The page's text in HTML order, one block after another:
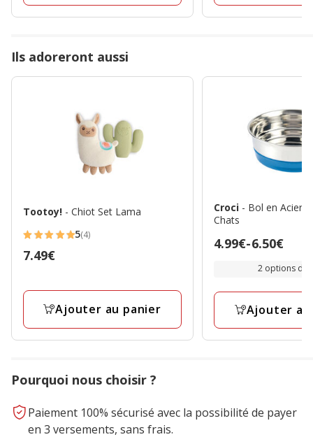
Ils adoreront aussi
Tootoy! - Chiot Set Lama
5
étoiles
4
5(4)
Prix
7.49€
Ajouter au panier
Croci - Bol en Acier
Chats
Prix
à
6.50€
4.99€-6.50€
2 options de
Ajouter
Pourquoi nous choisir ?
Paiement 100% sécurisé avec la possibilité de payer
en 3 versements, sans frais.